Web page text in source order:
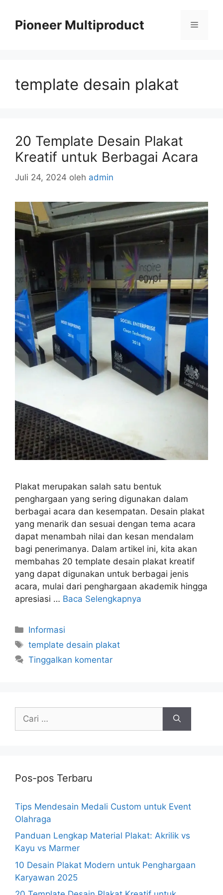
Pioneer Multiproduct Menu
template desain plakat
20 Template Desain Plakat
Kreatif untuk Berbagai Acara
Juli 24, 2024 oleh admin
Plakat merupakan salah satu bentuk
penghargaan yang sering digunakan dalam
berbagai acara dan kesempatan. Desain plakat
yang menarik dan sesuai dengan tema acara
dapat menambah nilai dan kesan mendalam
bagi penerimanya. Dalam artikel ini, kita akan
membahas 20 template desain plakat kreatif
yang dapat digunakan untuk berbagai jenis
acara, mulai dari penghargaan akademik hingga
apresiasi … Baca Selengkapnya
Kategori
Informasi
Tag
template desain plakat
Tinggalkan komentar
untuk:
Pos-pos Terbaru
Tips Mendesain Medali Custom untuk Event
Olahraga
Panduan Lengkap Material Plakat: Akrilik vs
Kayu vs Marmer
10 Desain Plakat Modern untuk Penghargaan
Karyawan 2025